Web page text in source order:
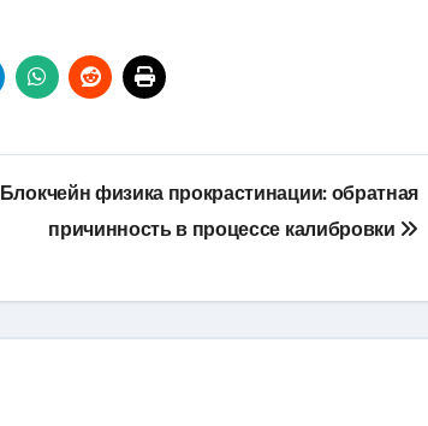
Блокчейн физика прокрастинации: обратная
причинность в процессе калибровки